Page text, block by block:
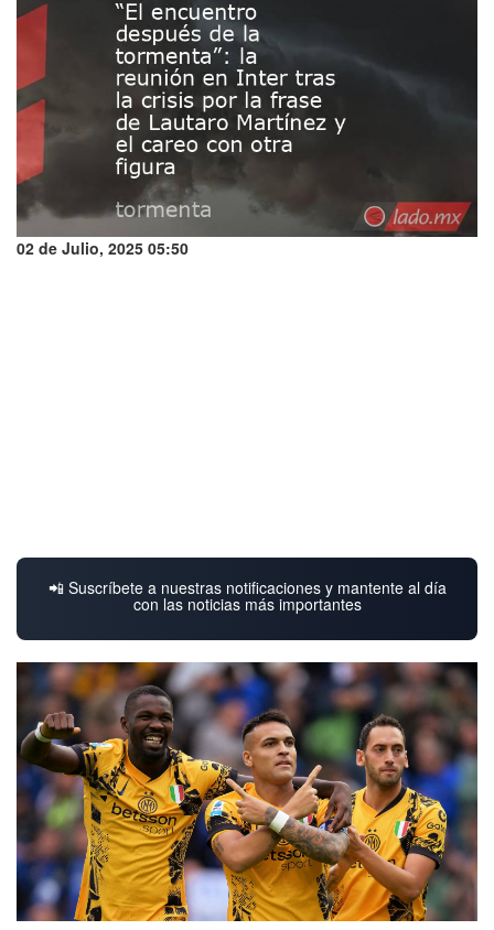
02 de Julio, 2025 05:50
📲 Suscríbete a nuestras notificaciones y mantente al día
con las noticias más importantes